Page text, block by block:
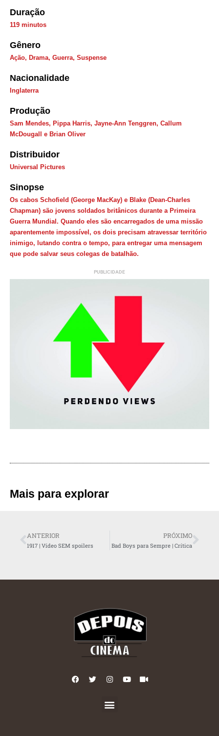
Duração
119 minutos
Gênero
Ação, Drama, Guerra, Suspense
Nacionalidade
Inglaterra
Produção
Sam Mendes, Pippa Harris, Jayne-Ann Tenggren, Callum
McDougall e Brian Oliver
Distribuidor
Universal Pictures
Sinopse
Os cabos Schofield (George MacKay) e Blake (Dean-Charles
Chapman) são jovens soldados britânicos durante a Primeira
Guerra Mundial. Quando eles são encarregados de uma missão
aparentemente impossível, os dois precisam atravessar território
inimigo, lutando contra o tempo, para entregar uma mensagem
que pode salvar seus colegas de batalhão.
PUBLICIDADE
Mais para explorar
ANTERIOR
1917 | Vídeo SEM spoilers
PRÓXIMO
Bad Boys para Sempre | Crítica